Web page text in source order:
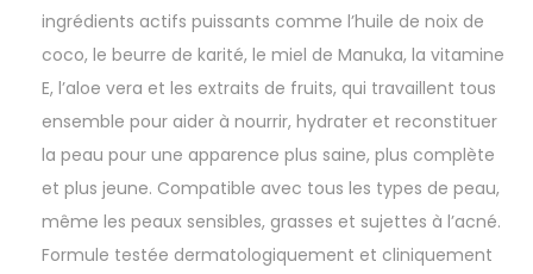
ingrédients actifs puissants comme l’huile de noix de
coco, le beurre de karité, le miel de Manuka, la vitamine
E, l’aloe vera et les extraits de fruits, qui travaillent tous
ensemble pour aider à nourrir, hydrater et reconstituer
la peau pour une apparence plus saine, plus complète
et plus jeune. Compatible avec tous les types de peau,
même les peaux sensibles, grasses et sujettes à l’acné.
Formule testée dermatologiquement et cliniquement